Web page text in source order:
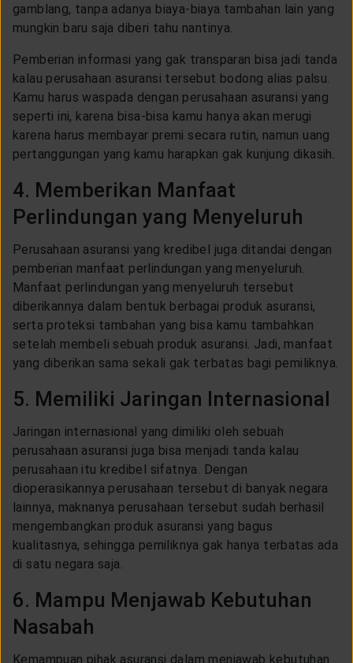
gamblang, tanpa adanya biaya-biaya tambahan lain yang
mungkin baru saja diberi tahu nantinya.
Pemberian informasi yang gak transparan bisa jadi tanda
kalau perusahaan asuransi tersebut bodong alias palsu.
Kamu harus waspada dengan perusahaan asuransi yang
seperti ini, karena bisa-bisa kamu hanya akan merugi
karena harus membayar premi secara rutin, namun uang
pertanggungan yang kamu harapkan gak kunjung dikasih.
4. Memberikan Manfaat
Perlindungan yang Menyeluruh
Perusahaan asuransi yang kredibel juga ditandai dengan
pemberian manfaat perlindungan yang menyeluruh.
Manfaat perlindungan yang menyeluruh tersebut
diberikannya dalam bentuk berbagai produk asuransi,
serta proteksi tambahan yang bisa kamu tambahkan
setelah membeli sebuah produk asuransi. Jadi, manfaat
yang diberikan sama sekali gak terbatas bagi pemiliknya.
5. Memiliki Jaringan Internasional
Jaringan internasional yang dimiliki oleh sebuah
perusahaan asuransi juga bisa menjadi tanda kalau
perusahaan itu kredibel sifatnya. Dengan
dioperasikannya perusahaan tersebut di banyak negara
lainnya, maknanya perusahaan tersebut sudah berhasil
mengembangkan produk asuransi yang bagus
kualitasnya, sehingga pemiliknya gak hanya terbatas ada
di satu negara saja.
6. Mampu Menjawab Kebutuhan
Nasabah
Kemampuan pihak asuransi dalam menjawab kebutuhan